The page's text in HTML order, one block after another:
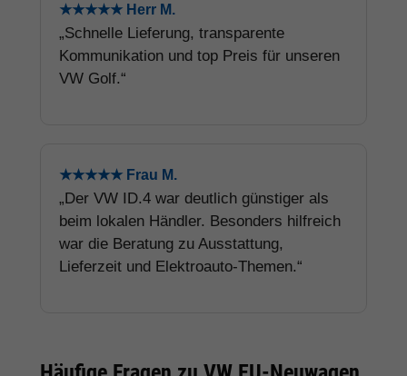
★★★★★ Herr M.
„Schnelle Lieferung, transparente
Kommunikation und top Preis für unseren
VW Golf.“
★★★★★ Frau M.
„Der VW ID.4 war deutlich günstiger als
beim lokalen Händler. Besonders hilfreich
war die Beratung zu Ausstattung,
Lieferzeit und Elektroauto-Themen.“